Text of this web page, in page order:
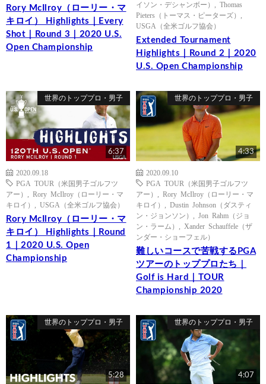
Rory McIlroy（ローリー・マ
キロイ） Highlights｜Every
Shot｜Round 3｜2020 U.S.
Open Championship
イソン・デシャンボー）
Thomas
Pieters（トーマス・ピーターズ）
USGA（全米ゴルフ協会）
Extended Tournament
Highlights｜Round 2｜2020
U.S. Open Championship
世界のトッププロ・男子
6:37
2020.09.18
PGA TOUR（米国男子ゴルフツ
アー）
Rory McIlroy（ローリー・マ
キロイ）
USGA（全米ゴルフ協会）
Rory McIlroy（ローリー・マ
キロイ） Highlights｜Round
1｜2020 U.S. Open
Championship
世界のトッププロ・男子
4:33
2020.09.10
PGA TOUR（米国男子ゴルフツ
アー）
Rory McIlroy（ローリー・マ
キロイ）
Dustin Johnson（ダスティ
ン・ジョンソン）
Jon Rahm（ジョ
ン・ラーム）
Xander Schauffele（ザ
ンダー・ショーフェル）
難しいコースで苦戦するPGA
ツアーのトッププロたち｜
Golf is Hard｜TOUR
Championship 2020
世界のトッププロ・男子
5:28
世界のトッププロ・男子
4:07